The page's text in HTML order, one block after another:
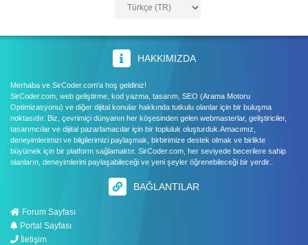
HAKKIMIZDA
Merhaba ve SirCoder.com'a hoş geldiniz!
SirCoder.com, web geliştirme, kod yazma, tasarım, SEO (Arama Motoru
Optimizasyonu) ve diğer dijital konular hakkında tutkulu olanlar için bir buluşma
noktasıdır. Biz, çevrimiçi dünyanın her köşesinden gelen webmasterlar, geliştiriciler,
tasarımcılar ve dijital pazarlamacılar için bir topluluk oluşturduk.Amacımız,
deneyimlerimizi ve bilgilerimizi paylaşmak, birbirimize destek olmak ve birlikte
büyümek için bir platform sağlamaktır. SirCoder.com, her seviyede becerilere sahip
olanların, deneyimlerini paylaşabileceği ve yeni şeyler öğrenebileceği bir yerdir..
BAĞLANTILAR
Forum Sayfası
Portal Sayfası
İletişim